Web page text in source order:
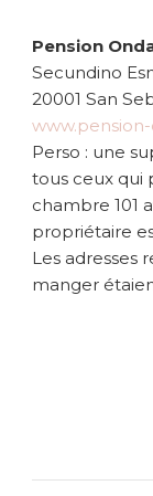
Pension
Secundino
20001 San
Perso : une
tous ceux qui
chambre 101
propriétaire
Les adresses
manger